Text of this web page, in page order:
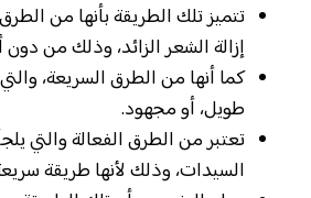
تتميز تلك الطريقة بأنها من
إزالة الشعر الزائد، وذلك من
كما أنها من الطرق السريعة،
طويل، أو مجهود.
تعتبر من الطرق الفعالة والتي
السيدات، وذلك لأنها طريقة